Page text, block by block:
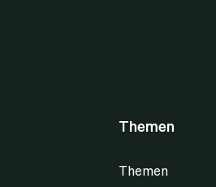
Themen
Themen